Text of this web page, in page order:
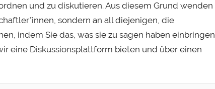
und zu diskutieren. Aus diesem Grund wenden
sondern an all diejenigen, die
indem Sie das, was sie zu sagen haben einbringen
eine Diskussionsplattform bieten und über einen